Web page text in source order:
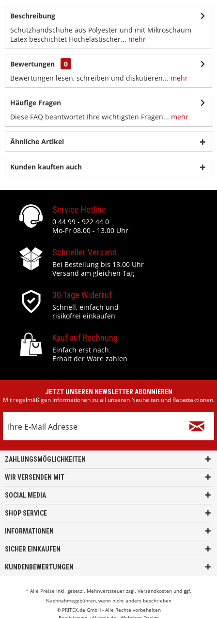
Beschreibung
Schutzhandschuhe aus Polyester und mit Mikroschaum
Latex beschichtet Hochelastischer... mehr
Bewertungen
0
Bewertungen lesen, schreiben und diskutieren... mehr
Häufige Fragen
Diese FAQ beantwortet Ihre wichtigsten Fragen... mehr
Ähnliche Artikel
Kunden kauften auch
Service Hotline
0 44 99 - 922 44 0
Mo-Fr 08.00 - 13.00 Uhr
Schneller Versand
Bei Bestellung bis 13.00 Uhr
Versand am gleichen Tag
30 Tage Widerruf
Schnell, einfach und
risikofrei einkaufen
Kauf auf Rechnung
Einfach erst nach
Erhalt der Ware zahlen
JETZT UNSEREN NEWSLETTER ABONNIEREN
Mit regelmäßigen Informationen zu all unseren Neuheiten und Rabattaktionen.
ZAHLUNGSMÖGLICHKEITEN
WIR VERSENDEN MIT
SOCIAL MEDIA
SHOP SERVICE
INFORMATIONEN
SICHER EINKAUFEN
KUNDENBEWERTUNGEN
* Alle Preise inkl. gesetzl. Mehrwertsteuer zzgl. Versandkosten und ggf.
Nachnahmegebühren, wenn nicht anders beschrieben
© PRITEX.de GmbH - Alle Rechte vorbehalten